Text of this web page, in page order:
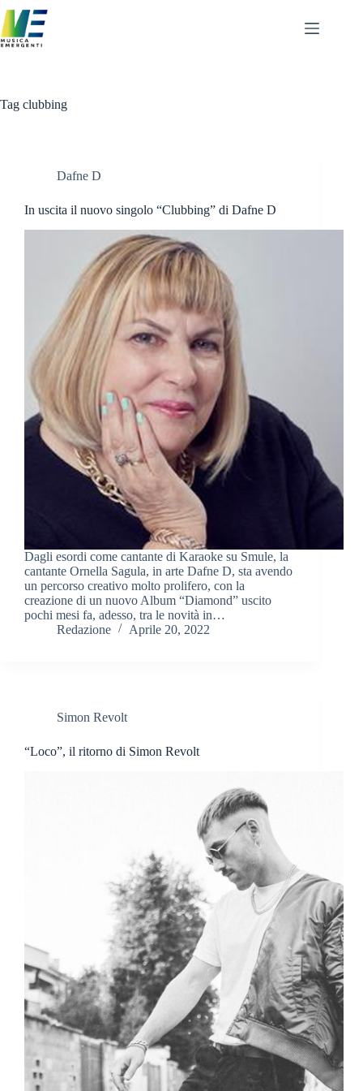
al
contenuto
Tag clubbing
Dafne D
In uscita il nuovo singolo “Clubbing” di Dafne D
Dagli esordi come cantante di Karaoke su Smule, la
cantante Ornella Sagula, in arte Dafne D, sta avendo
un percorso creativo molto prolifero, con la
creazione di un nuovo Album “Diamond” uscito
pochi mesi fa, adesso, tra le novità in…
Redazione
Aprile 20, 2022
Simon Revolt
“Loco”, il ritorno di Simon Revolt